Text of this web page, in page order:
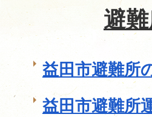
避
益田市避難所
益田市避難所